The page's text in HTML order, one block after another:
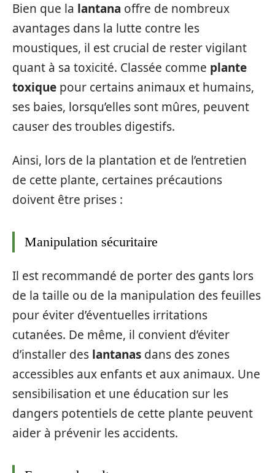
Bien que la lantana offre de nombreux
avantages dans la lutte contre les
moustiques, il est crucial de rester vigilant
quant à sa toxicité. Classée comme plante
toxique pour certains animaux et humains,
ses baies, lorsqu’elles sont mûres, peuvent
causer des troubles digestifs.
Ainsi, lors de la plantation et de l’entretien
de cette plante, certaines précautions
doivent être prises :
Manipulation sécuritaire
Il est recommandé de porter des gants lors
de la taille ou de la manipulation des feuilles
pour éviter d’éventuelles irritations
cutanées. De même, il convient d’éviter
d’installer des lantanas dans des zones
accessibles aux enfants et aux animaux. Une
sensibilisation et une éducation sur les
dangers potentiels de cette plante peuvent
aider à prévenir les accidents.